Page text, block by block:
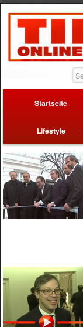
Startseite
Lifestyle